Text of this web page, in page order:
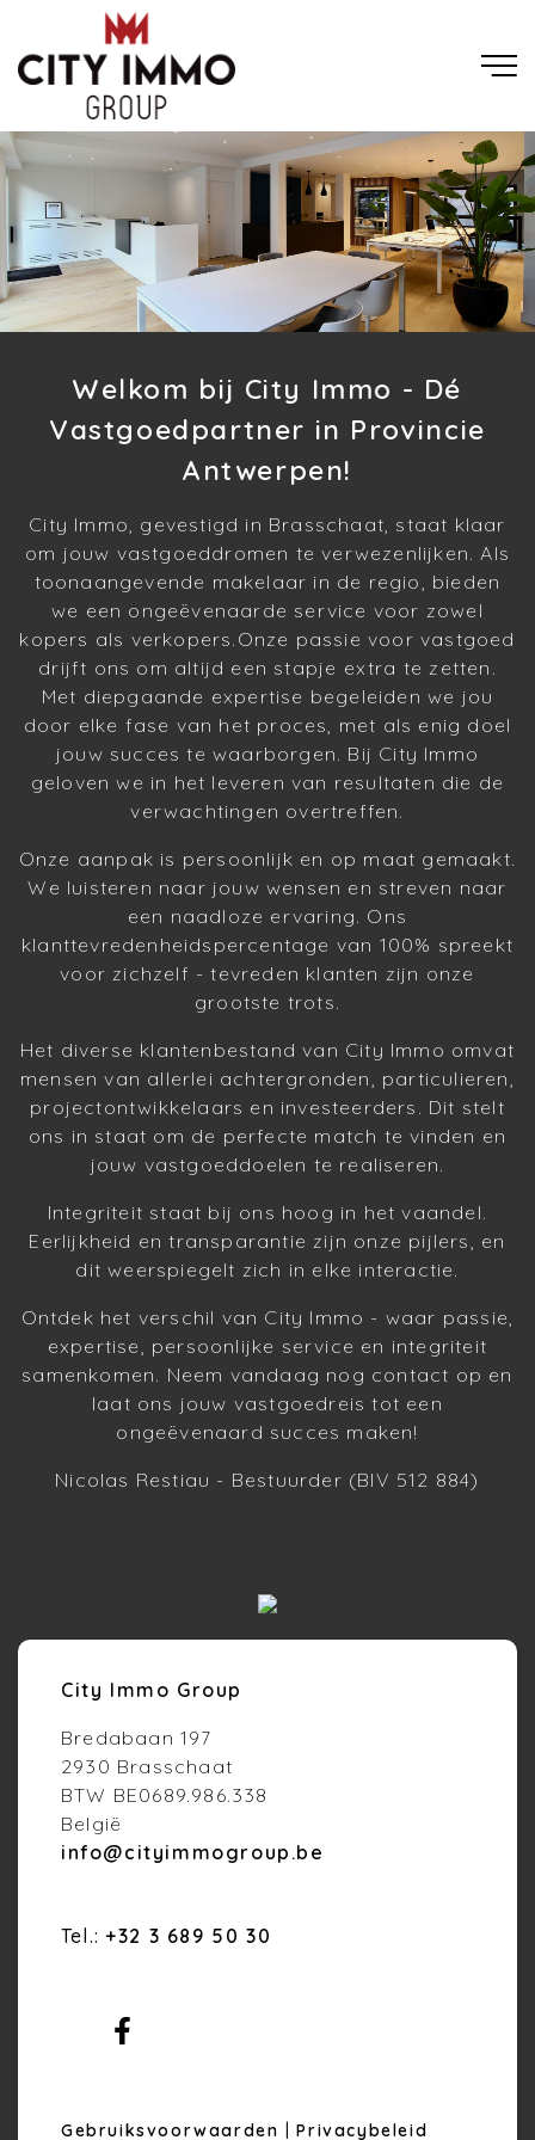
Welkom bij City Immo - Dé
Vastgoedpartner in Provincie
Antwerpen!
City Immo, gevestigd in Brasschaat, staat klaar
om jouw vastgoeddromen te verwezenlijken. Als
toonaangevende makelaar in de regio, bieden
we een ongeëvenaarde service voor zowel
kopers als verkopers.Onze passie voor vastgoed
drijft ons om altijd een stapje extra te zetten.
Met diepgaande expertise begeleiden we jou
door elke fase van het proces, met als enig doel
jouw succes te waarborgen. Bij City Immo
geloven we in het leveren van resultaten die de
verwachtingen overtreffen.
Onze aanpak is persoonlijk en op maat gemaakt.
We luisteren naar jouw wensen en streven naar
een naadloze ervaring. Ons
klanttevredenheidspercentage van 100% spreekt
voor zichzelf - tevreden klanten zijn onze
grootste trots.
Het diverse klantenbestand van City Immo omvat
mensen van allerlei achtergronden, particulieren,
projectontwikkelaars en investeerders. Dit stelt
ons in staat om de perfecte match te vinden en
jouw vastgoeddoelen te realiseren.
Integriteit staat bij ons hoog in het vaandel.
Eerlijkheid en transparantie zijn onze pijlers, en
dit weerspiegelt zich in elke interactie.
Ontdek het verschil van City Immo - waar passie,
expertise, persoonlijke service en integriteit
samenkomen. Neem vandaag nog contact op en
laat ons jouw vastgoedreis tot een
ongeëvenaard succes maken!
Nicolas Restiau - Bestuurder (BIV 512 884)
City Immo Group
Bredabaan 197
2930 Brasschaat
BTW BE0689.986.338
België
info@cityimmogroup.be
Tel.: +32 3 689 50 30
Gebruiksvoorwaarden |Privacybeleid